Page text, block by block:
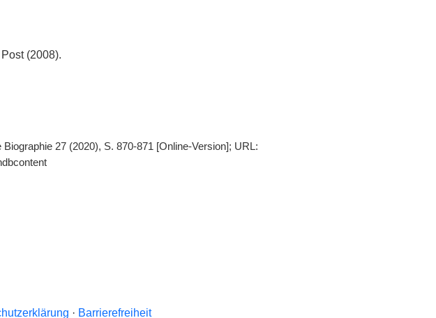
Post (2008).
27 (2020), S. 870-871 [Online-Version]; URL:
· Barrierefreiheit